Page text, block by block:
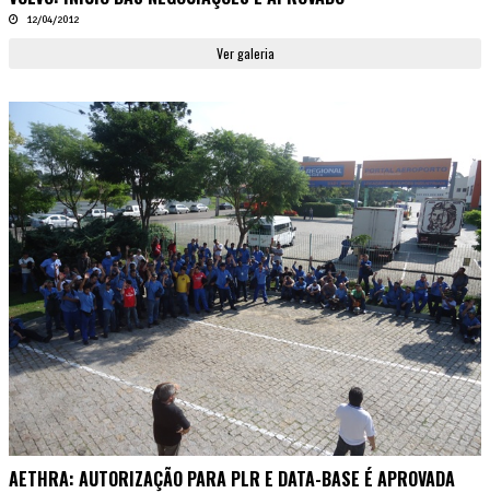
12/04/2012
Ver galeria
AETHRA: AUTORIZAÇÃO PARA PLR E DATA-BASE É APROVADA